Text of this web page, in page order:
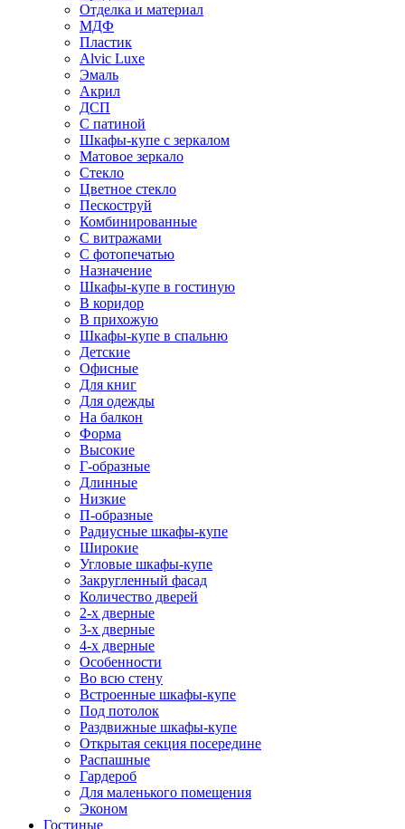
Отделка и материал
МДФ
Пластик
Alvic Luxe
Эмаль
Акрил
ДСП
С патиной
Шкафы-купе с зеркалом
Матовое зеркало
Стекло
Цветное стекло
Пескоструй
Комбинированные
С витражами
С фотопечатью
Назначение
Шкафы-купе в гостиную
В коридор
В прихожую
Шкафы-купе в спальню
Детские
Офисные
Для книг
Для одежды
На балкон
Форма
Высокие
Г-образные
Длинные
Низкие
П-образные
Радиусные шкафы-купе
Широкие
Угловые шкафы-купе
Закругленный фасад
Количество дверей
2-х дверные
3-х дверные
4-х дверные
Особенности
Во всю стену
Встроенные шкафы-купе
Под потолок
Раздвижные шкафы-купе
Открытая секция посередине
Распашные
Гардероб
Для маленького помещения
Эконом
Гостиные